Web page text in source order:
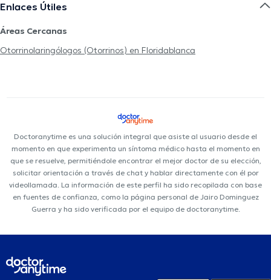
Enlaces Útiles
Áreas Cercanas
Otorrinolaringólogos (Otorrinos) en Floridablanca
Doctoranytime es una solución integral que asiste al usuario desde el
momento en que experimenta un síntoma médico hasta el momento en
que se resuelve, permitiéndole encontrar el mejor doctor de su elección,
solicitar orientación a través de chat y hablar directamente con él por
videollamada. La información de este perfil ha sido recopilada con base
en fuentes de confianza, como la página personal de Jairo Dominguez
Guerra y ha sido verificada por el equipo de doctoranytime.